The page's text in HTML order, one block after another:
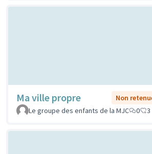
Ma ville propre
Non
Le groupe des enfants de la MJC
0 3